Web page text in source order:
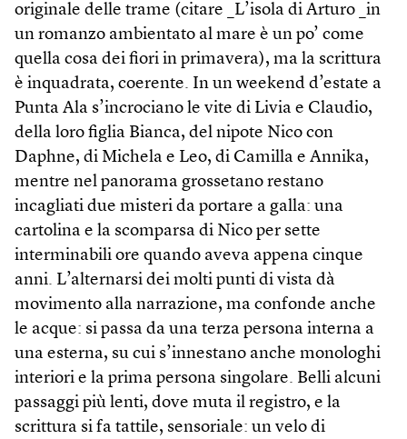
originale delle trame (citare _L’isola di Arturo _in
un romanzo ambientato al mare è un po’ come
quella cosa dei fiori in primavera), ma la scrittura
è inquadrata, coerente. In un weekend d’estate a
Punta Ala s’incrociano le vite di Livia e Claudio,
della loro figlia Bianca, del nipote Nico con
Daphne, di Michela e Leo, di Camilla e Annika,
mentre nel panorama grossetano restano
incagliati due misteri da portare a galla: una
cartolina e la scomparsa di Nico per sette
interminabili ore quando aveva appena cinque
anni. L’alternarsi dei molti punti di vista dà
movimento alla narrazione, ma confonde anche
le acque: si passa da una terza persona interna a
una esterna, su cui s’innestano anche monologhi
interiori e la prima persona singolare. Belli alcuni
passaggi più lenti, dove muta il registro, e la
scrittura si fa tattile, sensoriale: un velo di